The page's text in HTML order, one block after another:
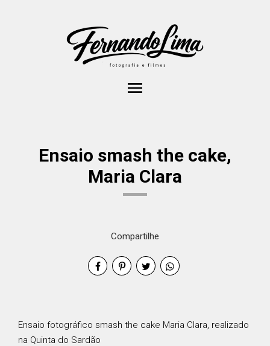
menu
Ensaio smash the cake,
Maria Clara
Compartilhe
Ensaio fotográfico smash the cake Maria Clara, realizado
na Quinta do Sardão